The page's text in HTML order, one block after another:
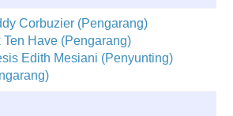
Corbuzier (Pengarang)
Ten Have (Pengarang)
Edith Mesiani (Penyunting)